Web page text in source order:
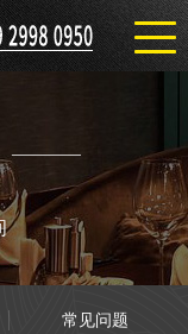
常见问题